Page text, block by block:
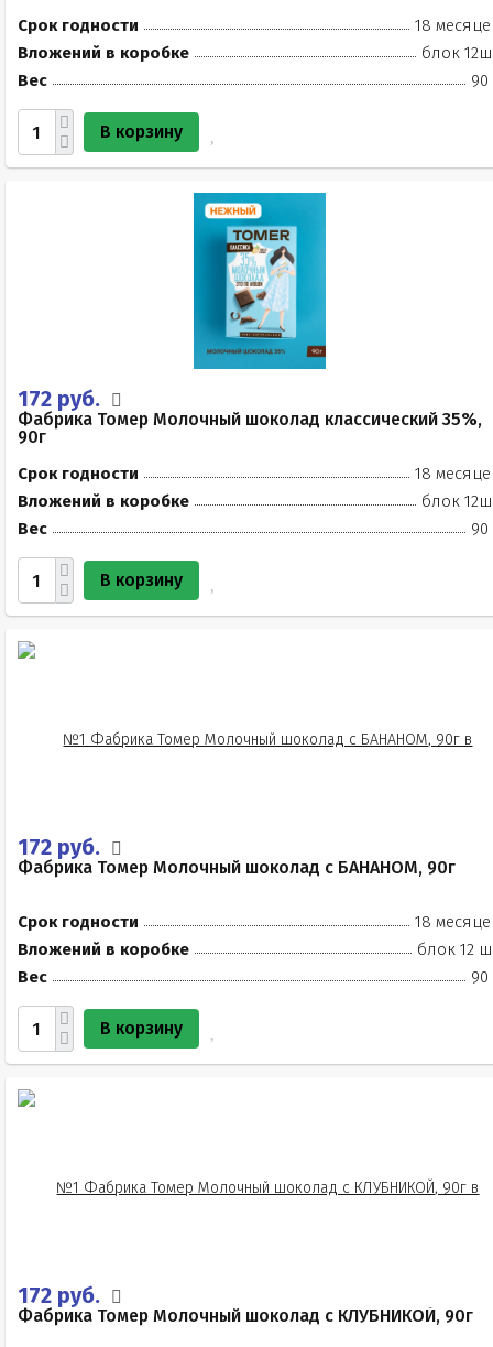
Срок годности
18
Вложений в коробке
блок
Вес
90
В корзину
172 руб.
Фабрика Томер Молочный шоколад классический 35%,
90г
Срок годности
18
Вложений в коробке
блок
Вес
90
В корзину
172 руб.
Фабрика Томер Молочный шоколад с БАНАНОМ, 90г
Срок годности
18
Вложений в коробке
блок 12
Вес
90
В корзину
172 руб.
Фабрика Томер Молочный шоколад с КЛУБНИКОЙ, 90г